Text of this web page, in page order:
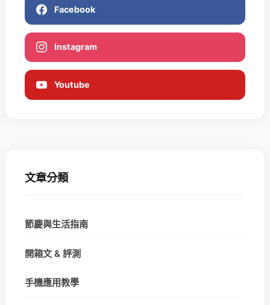
Facebook
Instagram
Youtube
文章分類
節慶與生活指南
開箱文 & 評測
手機應用教學